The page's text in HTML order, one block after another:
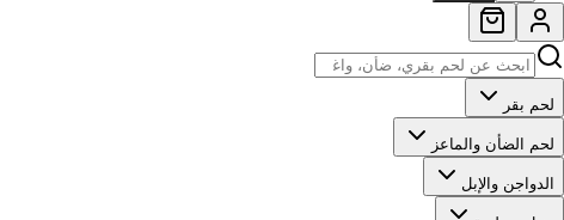
لحم بقر
لحم الضأن والماعز
الدواجن والإبل